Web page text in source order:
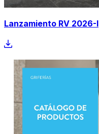
Lanzamiento RV 2026-I